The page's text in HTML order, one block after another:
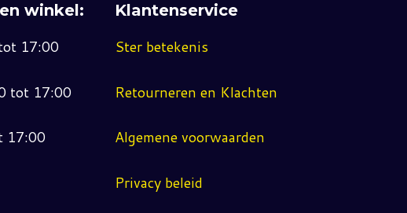
winkel:
17:00
tot 17:00
17:00
Klantenservice
Ster betekenis
Retourneren en Klachten
Algemene voorwaarden
Privacy beleid